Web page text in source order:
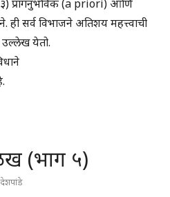
प्रागनुभविक (a priori) आणि
सर्व विभाजने अतिशय महत्त्वाची
उल्लेख येतो.
(भाग ५)